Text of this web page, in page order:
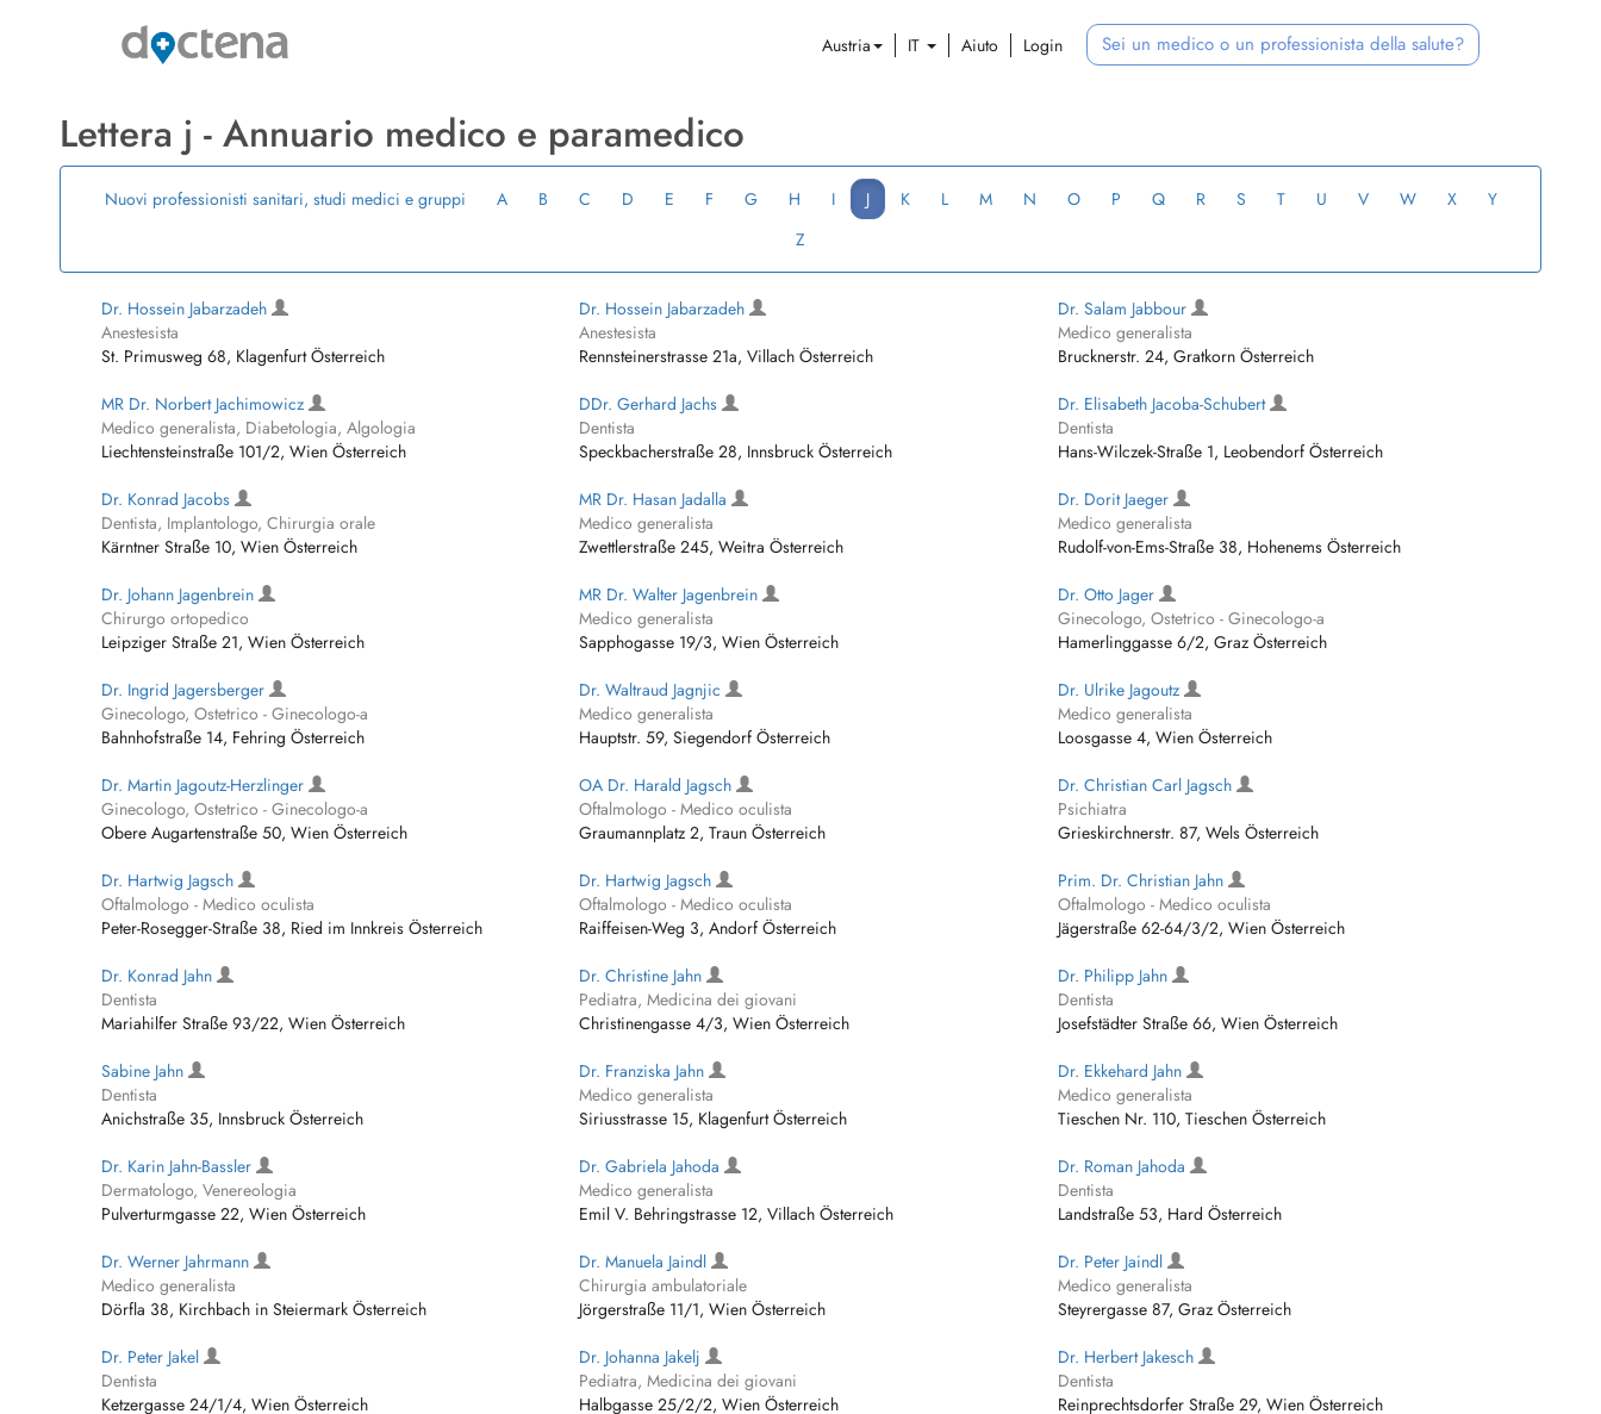
Austria IT Aiuto Login Sei un medico o un professionista della salute?
Lettera j - Annuario medico e paramedico
Nuovi professionisti sanitari, studi medici e gruppi A B C D E F G H I J K L M N O P Q R S T U V W X
Y
Z
Dr. Hossein Jabarzadeh
Anestesista
St. Primusweg 68, Klagenfurt Österreich
Dr. Hossein Jabarzadeh
Anestesista
Rennsteinerstrasse 21a, Villach Österreich
Dr. Salam Jabbour
Medico generalista
Brucknerstr. 24, Gratkorn Österreich
MR Dr. Norbert Jachimowicz
Medico generalista, Diabetologia, Algologia
Liechtensteinstraße 101/2, Wien Österreich
DDr. Gerhard Jachs
Dentista
Speckbacherstraße 28, Innsbruck Österreich
Dr. Elisabeth Jacoba-Schubert
Dentista
Hans-Wilczek-Straße 1, Leobendorf Österreich
Dr. Konrad Jacobs
Dentista, Implantologo, Chirurgia orale
Kärntner Straße 10, Wien Österreich
MR Dr. Hasan Jadalla
Medico generalista
Zwettlerstraße 245, Weitra Österreich
Dr. Dorit Jaeger
Medico generalista
Rudolf-von-Ems-Straße 38, Hohenems Österreich
Dr. Johann Jagenbrein
Chirurgo ortopedico
Leipziger Straße 21, Wien Österreich
MR Dr. Walter Jagenbrein
Medico generalista
Sapphogasse 19/3, Wien Österreich
Dr. Otto Jager
Ginecologo, Ostetrico - Ginecologo-a
Hamerlinggasse 6/2, Graz Österreich
Dr. Ingrid Jagersberger
Ginecologo, Ostetrico - Ginecologo-a
Bahnhofstraße 14, Fehring Österreich
Dr. Waltraud Jagnjic
Medico generalista
Hauptstr. 59, Siegendorf Österreich
Dr. Ulrike Jagoutz
Medico generalista
Loosgasse 4, Wien Österreich
Dr. Martin Jagoutz-Herzlinger
Ginecologo, Ostetrico - Ginecologo-a
Obere Augartenstraße 50, Wien Österreich
OA Dr. Harald Jagsch
Oftalmologo - Medico oculista
Graumannplatz 2, Traun Österreich
Dr. Christian Carl Jagsch
Psichiatra
Grieskirchnerstr. 87, Wels Österreich
Dr. Hartwig Jagsch
Oftalmologo - Medico oculista
Peter-Rosegger-Straße 38, Ried im Innkreis Österreich
Dr. Hartwig Jagsch
Oftalmologo - Medico oculista
Raiffeisen-Weg 3, Andorf Österreich
Prim. Dr. Christian Jahn
Oftalmologo - Medico oculista
Jägerstraße 62-64/3/2, Wien Österreich
Dr. Konrad Jahn
Dentista
Mariahilfer Straße 93/22, Wien Österreich
Dr. Christine Jahn
Pediatra, Medicina dei giovani
Christinengasse 4/3, Wien Österreich
Dr. Philipp Jahn
Dentista
Josefstädter Straße 66, Wien Österreich
Sabine Jahn
Dentista
Anichstraße 35, Innsbruck Österreich
Dr. Franziska Jahn
Medico generalista
Siriusstrasse 15, Klagenfurt Österreich
Dr. Ekkehard Jahn
Medico generalista
Tieschen Nr. 110, Tieschen Österreich
Dr. Karin Jahn-Bassler
Dermatologo, Venereologia
Pulverturmgasse 22, Wien Österreich
Dr. Gabriela Jahoda
Medico generalista
Emil V. Behringstrasse 12, Villach Österreich
Dr. Roman Jahoda
Dentista
Landstraße 53, Hard Österreich
Dr. Werner Jahrmann
Medico generalista
Dörfla 38, Kirchbach in Steiermark Österreich
Dr. Manuela Jaindl
Chirurgia ambulatoriale
Jörgerstraße 11/1, Wien Österreich
Dr. Peter Jaindl
Medico generalista
Steyrergasse 87, Graz Österreich
Dr. Peter Jakel
Dentista
Ketzergasse 24/1/4, Wien Österreich
Dr. Johanna Jakelj
Pediatra, Medicina dei giovani
Halbgasse 25/2/2, Wien Österreich
Dr. Herbert Jakesch
Dentista
Reinprechtsdorfer Straße 29, Wien Österreich